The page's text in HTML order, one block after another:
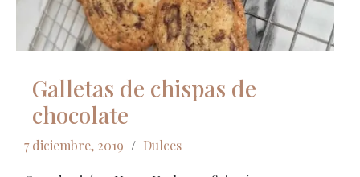
Galletas de chispas de
chocolate
7 diciembre, 2019 / Dulces